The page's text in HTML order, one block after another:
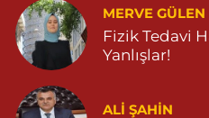
MERVE
Fizik Tedavi
Yanlışlar!
ALI ŞAHİN